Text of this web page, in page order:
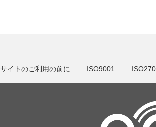
サイトのご利用の前に ISO9001